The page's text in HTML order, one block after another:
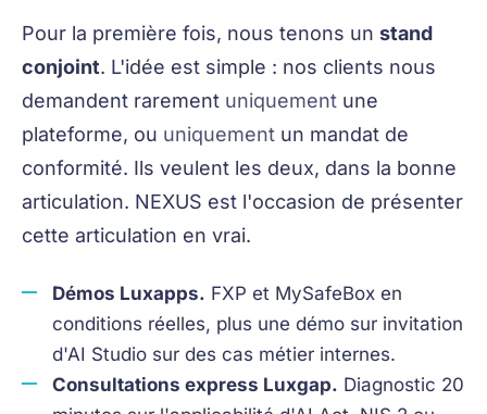
Pour la première fois, nous tenons un stand
conjoint. L'idée est simple : nos clients nous
demandent rarement uniquement une
plateforme, ou uniquement un mandat de
conformité. Ils veulent les deux, dans la bonne
articulation. NEXUS est l'occasion de présenter
cette articulation en vrai.
Démos Luxapps. FXP et MySafeBox en
conditions réelles, plus une démo sur invitation
d'AI Studio sur des cas métier internes.
Consultations express Luxgap. Diagnostic 20